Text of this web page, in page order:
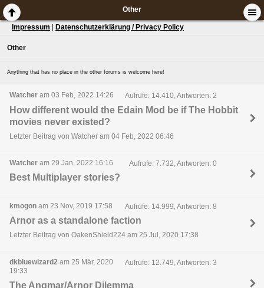
Other
Impressum Datenschutzerklärung / Privacy Policy
Other
Anything that has no place in the other forums is welcome here!
Watcher am 03 Feb, 2022 14:26 Aufrufe: 14.410, Antworten: 2
How different would the Edain Mod be if The Hobbit
movies never existed?
Letzter Beitrag von Watcher am 04 Feb, 2022 06:46
Watcher am 29 Jan, 2022 16:16 Aufrufe: 7.732, Antworten: 0
Best Multiplayer stories?
kmogon am 23 Nov, 2019 17:58 Aufrufe: 14.999, Antworten: 8
Arnor as a standalone faction
Letzter Beitrag von OakenShield224 am 25 Jul, 2020 17:38
dkbluewizard2 am 25 Mär, 2020
19:33
Aufrufe: 12.749, Antworten: 3
The Angmar/Arnor Dilemma